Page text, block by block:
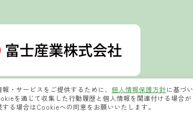
Rights Reserved.
・サービスをご提供するために、 個人情報保護方針に基づい
を通じて収集した行動履歴と個人情報を関連付ける場合が
る場合はCookieへの同意をお願いいたします。